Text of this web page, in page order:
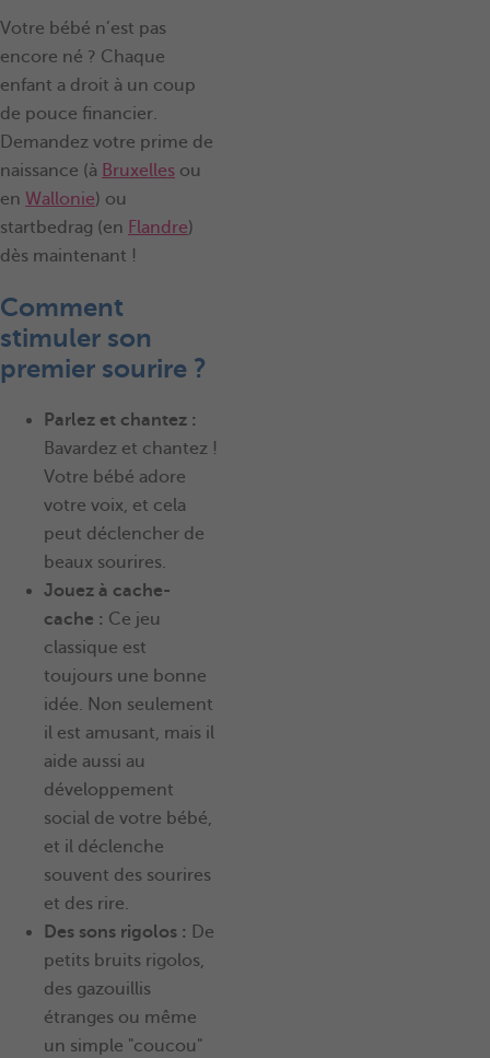
Votre bébé n’est pas
encore né ? Chaque
enfant a droit à un coup
de pouce financier.
Demandez votre prime de
naissance (à Bruxelles ou
en Wallonie) ou
startbedrag (en Flandre)
dès maintenant !
Comment
stimuler son
premier sourire ?
Parlez et chantez :
Bavardez et chantez !
Votre bébé adore
votre voix, et cela
peut déclencher de
beaux sourires.
Jouez à cache-
cache : Ce jeu
classique est
toujours une bonne
idée. Non seulement
il est amusant, mais il
aide aussi au
développement
social de votre bébé,
et il déclenche
souvent des sourires
et des rire.
Des sons rigolos : De
petits bruits rigolos,
des gazouillis
étranges ou même
un simple "coucou"